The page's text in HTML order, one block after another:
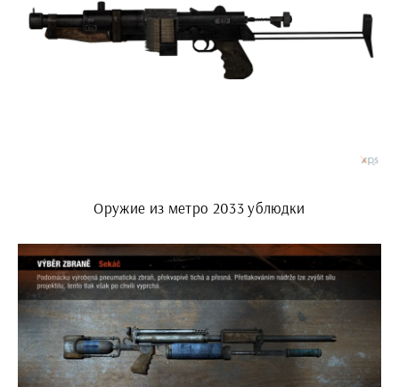
Оружие из метро 2033 ублюдки